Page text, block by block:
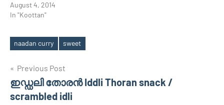
August 4, 2014
In "Koottan"
Tags
naadan curry sweet
Post
navigation
Previous Post
ഇഡ്ഡലി തോരന്‍ Iddli Thoran snack /
scrambled idli